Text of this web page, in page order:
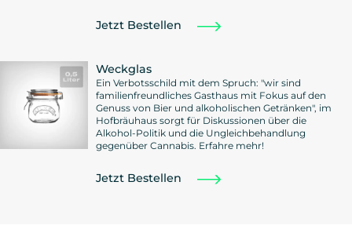
Jetzt Bestellen
Weckglas
Ein Verbotsschild mit dem Spruch: "wir sind
familienfreundliches Gasthaus mit Fokus auf den
Genuss von Bier und alkoholischen Getränken", im
Hofbräuhaus sorgt für Diskussionen über die
Alkohol-Politik und die Ungleichbehandlung
gegenüber Cannabis. Erfahre mehr!
Jetzt Bestellen